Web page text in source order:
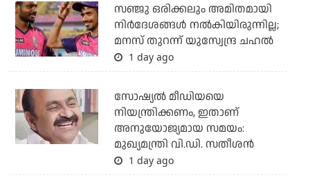
സഞ്ജു ഒരിക്കലും അമിതമായി
നിര്‍ദേശങ്ങള്‍ നല്‍കിയിരുന്നില്ല;
മനസ് തുറന്ന് യുസ്വേന്ദ്ര ചഹല്‍
1 day ago
സോഷ്യല്‍ മീഡിയയെ
നിയന്ത്രിക്കണം, ഇതാണ്
അനുയോജ്യമായ സമയം:
മുഖ്യമന്ത്രി വി.ഡി. സതീശന്‍
1 day ago